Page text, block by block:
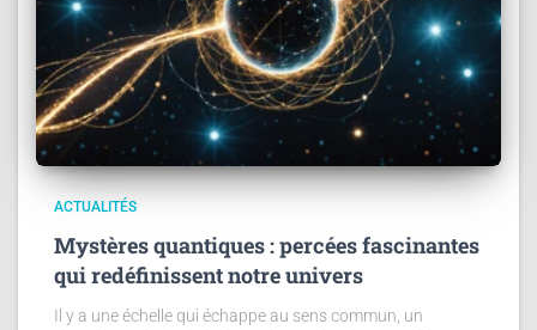
ACTUALITÉS
Mystères quantiques : percées fascinantes
qui redéfinissent notre univers
Il y a une échelle qui échappe au sens commun, un